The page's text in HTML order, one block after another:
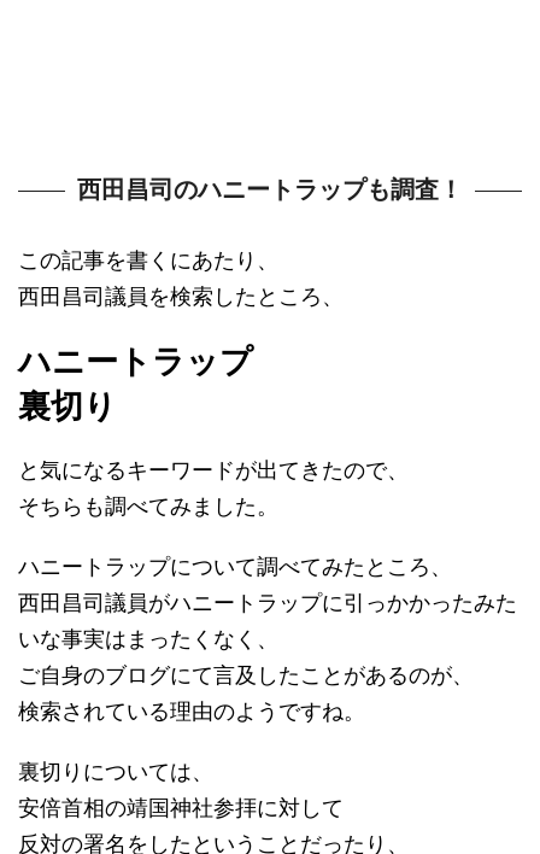
西田昌司のハニートラップも調査！
この記事を書くにあたり、
西田昌司議員を検索したところ、
ハニートラップ
裏切り
と気になるキーワードが出てきたので、
そちらも調べてみました。
ハニートラップについて調べてみたところ、
西田昌司議員がハニートラップに引っかかったみた
いな事実はまったくなく、
ご自身のブログにて言及したことがあるのが、
検索されている理由のようですね。
裏切りについては、
安倍首相の靖国神社参拝に対して
反対の署名をしたということだったり、